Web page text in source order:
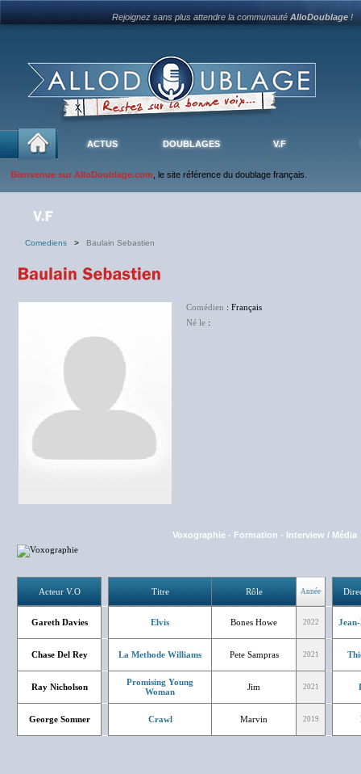
Rejoignez sans plus attendre la communautéAlloDoublage !
ACTUS DOUBLAGES V.F
Bienvenue sur AlloDoublage.com , le site référence du doublage français.
Comediens > Baulain Sebastien
Comédien : Français
Né le :
Voxographie - Formation - Interview / Média
Acteur V.O Titre Rôle Année
Gareth Davies Elvis Bones Howe 2022
Chase Del Rey La Methode Williams Pete Sampras 2021
Ray Nicholson
Promising Young
Woman
Jim 2021
George Somner Crawl Marvin 2019